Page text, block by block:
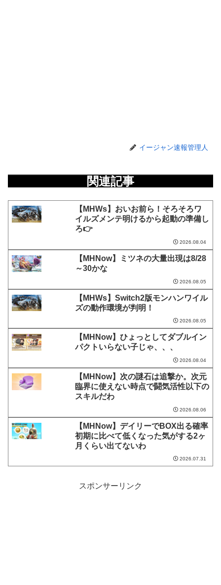
イージャン速報管理人
関連記事
【MHWs】おいお前ら！そろそろワ
イルズメンテ明けるから起動の準備し
ろ👉
2026.08.04
【MHNow】ミツネの大量出現は8/28
～30かな
2026.08.05
【MHWs】Switch2版モンハンワイル
ズの動作環境が判明！
2026.08.05
【MHNow】ひょっとしてダブルイン
パクトいらない子じゃ、、、
2026.08.04
【MHNow】次の謎石は追撃か。次元
臨界に使えない時点で闘気活性以下の
スキルだわ
2026.08.06
【MHNow】デイリーでBOX出る確率
初期に比べて低くなった気がする2ヶ
月くらい出てないわ
2026.07.31
スポンサーリンク